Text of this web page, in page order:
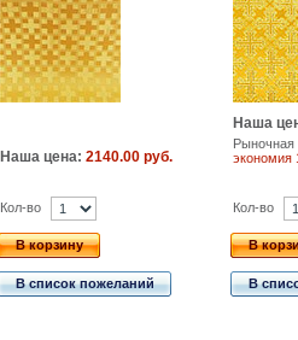
Наша цена: 2140.00 руб.
Наша
экономия
Кол-во
В корзину
В список пожеланий
Кол-во
В
В